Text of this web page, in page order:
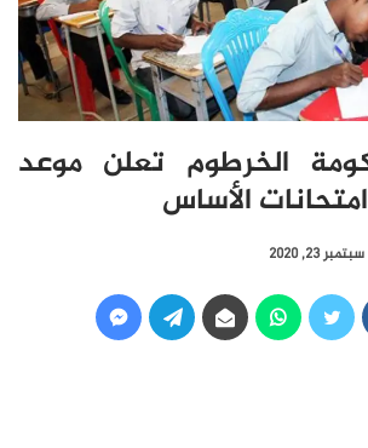
الخرطوم تعلن موعد
الأساس
سبتمبر 23, 2020